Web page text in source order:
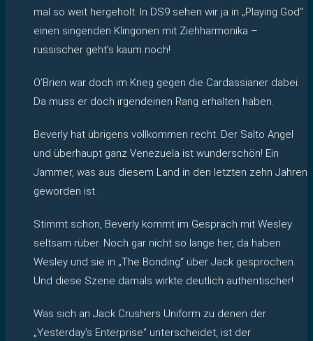
mal so weit hergeholt. In DS9 sehen wir ja in „Playing God“
einen singenden Klingonen mit Ziehharmonika –
russischer geht’s kaum noch!
O’Brien war doch im Krieg gegen die Cardassianer dabei.
Da muss er doch irgendeinen Rang erhalten haben.
Beverly hat übrigens vollkommen recht. Der Salto Angel
und überhaupt ganz Venezuela ist wunderschön! Ein
Jammer, was aus diesem Land in den letzten zehn Jahren
geworden ist.
Stimmt schon, Beverly kommt im Gespräch mit Wesley
seltsam rüber. Noch gar nicht so lange her, da haben
Wesley und sie in „The Bonding“ über Jack gesprochen.
Und diese Szene damals wirkte deutlich authentischer!
Was sich an Jack Crushers Uniform zu denen der
„Yesterday’s Enterprise“ unterscheidet, ist der